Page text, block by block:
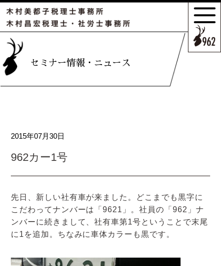
セミナー情報・ニュース
2015年07月30日
962カー1号
先日、新しい社有車が来ました。どこまでも黒字に
こだわってナンバーは「9621」。社員の「962」ナ
ンバーに続きまして、社有車第1号ということで末尾
に1を追加。ちなみに車体カラーも黒です。
相続の
アクセスマップ
お電話・